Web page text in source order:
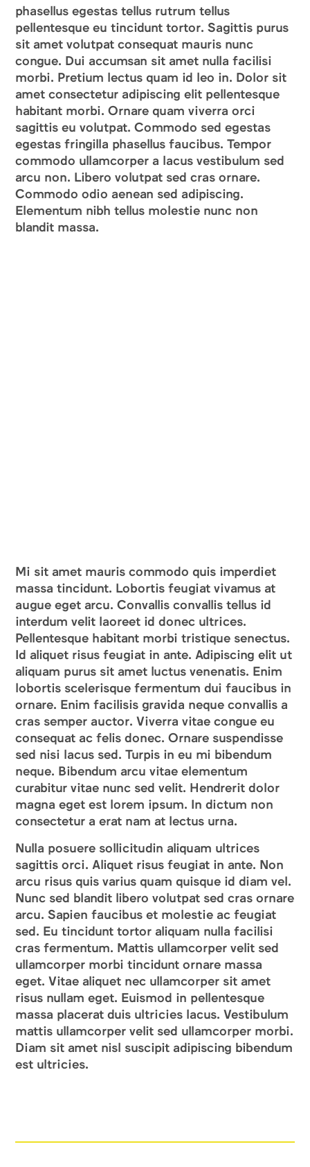
phasellus egestas tellus rutrum tellus
pellentesque eu tincidunt tortor. Sagittis purus
sit amet volutpat consequat mauris nunc
congue. Dui accumsan sit amet nulla facilisi
morbi. Pretium lectus quam id leo in. Dolor sit
amet consectetur adipiscing elit pellentesque
habitant morbi. Ornare quam viverra orci
sagittis eu volutpat. Commodo sed egestas
egestas fringilla phasellus faucibus. Tempor
commodo ullamcorper a lacus vestibulum sed
arcu non. Libero volutpat sed cras ornare.
Commodo odio aenean sed adipiscing.
Elementum nibh tellus molestie nunc non
blandit massa.
Mi sit amet mauris commodo quis imperdiet
massa tincidunt. Lobortis feugiat vivamus at
augue eget arcu. Convallis convallis tellus id
interdum velit laoreet id donec ultrices.
Pellentesque habitant morbi tristique senectus.
Id aliquet risus feugiat in ante. Adipiscing elit ut
aliquam purus sit amet luctus venenatis. Enim
lobortis scelerisque fermentum dui faucibus in
ornare. Enim facilisis gravida neque convallis a
cras semper auctor. Viverra vitae congue eu
consequat ac felis donec. Ornare suspendisse
sed nisi lacus sed. Turpis in eu mi bibendum
neque. Bibendum arcu vitae elementum
curabitur vitae nunc sed velit. Hendrerit dolor
magna eget est lorem ipsum. In dictum non
consectetur a erat nam at lectus urna.
Nulla posuere sollicitudin aliquam ultrices
sagittis orci. Aliquet risus feugiat in ante. Non
arcu risus quis varius quam quisque id diam vel.
Nunc sed blandit libero volutpat sed cras ornare
arcu. Sapien faucibus et molestie ac feugiat
sed. Eu tincidunt tortor aliquam nulla facilisi
cras fermentum. Mattis ullamcorper velit sed
ullamcorper morbi tincidunt ornare massa
eget. Vitae aliquet nec ullamcorper sit amet
risus nullam eget. Euismod in pellentesque
massa placerat duis ultricies lacus. Vestibulum
mattis ullamcorper velit sed ullamcorper morbi.
Diam sit amet nisl suscipit adipiscing bibendum
est ultricies.